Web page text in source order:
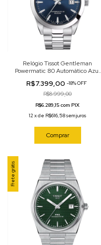
Relógio Tissot Gentleman
Powermatic 80 Automático Azul
R$7.399,00-18%OFF
R$8.999,00
R$6.289,15 com PIX
12 xde R$616,58sem juros
Comprar
Frete grátis